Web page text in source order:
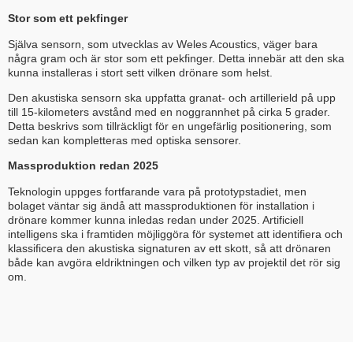
Stor som ett pekfinger
Själva sensorn, som utvecklas av Weles Acoustics, väger bara
några gram och är stor som ett pekfinger. Detta innebär att den ska
kunna installeras i stort sett vilken drönare som helst.
Den akustiska sensorn ska uppfatta granat- och artillerield på upp
till 15-kilometers avstånd med en noggrannhet på cirka 5 grader.
Detta beskrivs som tillräckligt för en ungefärlig positionering, som
sedan kan kompletteras med optiska sensorer.
Massproduktion redan 2025
Teknologin uppges fortfarande vara på prototypstadiet, men
bolaget väntar sig ändå att massproduktionen för installation i
drönare kommer kunna inledas redan under 2025. Artificiell
intelligens ska i framtiden möjliggöra för systemet att identifiera och
klassificera den akustiska signaturen av ett skott, så att drönaren
både kan avgöra eldriktningen och vilken typ av projektil det rör sig
om.